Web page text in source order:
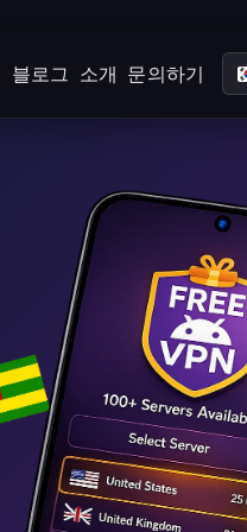
블로그 소개 문의하기